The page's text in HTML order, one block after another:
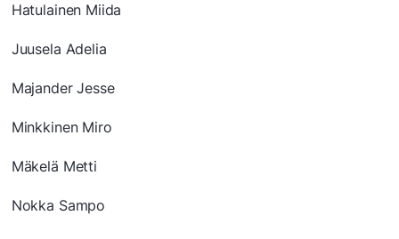
Hatulainen Miida
Juusela Adelia
Majander Jesse
Minkkinen Miro
Mäkelä Metti
Nokka Sampo